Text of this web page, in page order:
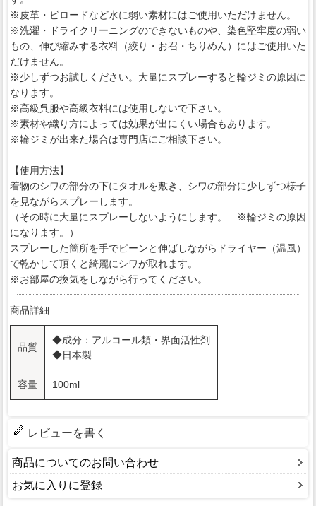
※皮革・ビロードなど水に弱い素材にはご使用いただけません。
※洗濯・ドライクリーニングのできないものや、染色堅牢度の弱い
もの、伸び縮みする衣料（絞り・お召・ちりめん）にはご使用いた
だけません。
※少しずつお試しください。大量にスプレーすると輪ジミの原因に
なります。
※高級呉服や高級衣料には使用しないで下さい。
※素材や織り方によっては効果が出にくい場合もあります。
※輪ジミが出来た場合は専門店にご相談下さい。
【使用方法】
着物のシワの部分の下にタオルを敷き、シワの部分に少しずつ様子
を見ながらスプレーします。
（その時に大量にスプレーしないようにします。 ※輪ジミの原因
になります。）
スプレーした箇所を手でピーンと伸ばしながらドライヤー（温風）
で乾かして頂くと綺麗にシワが取れます。
※お部屋の換気をしながら行ってください。
商品詳細
品質
◆成分：アルコール類・界面活性剤
◆日本製
容量 100ml
レビューを書く
商品についてのお問い合わせ
お気に入りに登録